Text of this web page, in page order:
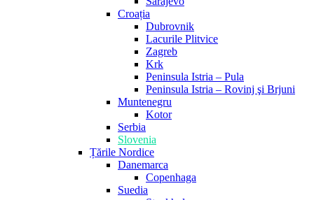
Croația
Dubrovnik
Lacurile Plitvice
Zagreb
Krk
Peninsula Istria – Pula
Peninsula Istria – Rovinj şi Brjuni
Muntenegru
Kotor
Serbia
Slovenia
Țările Nordice
Danemarca
Copenhaga
Suedia